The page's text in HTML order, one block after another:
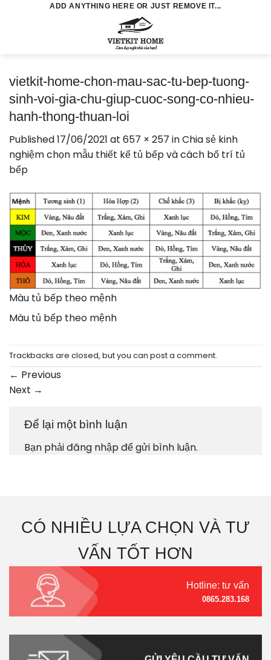
ADD ANYTHING HERE OR JUST REMOVE IT...
vietkit-home-chon-mau-sac-tu-bep-tuong-
sinh-voi-gia-chu-giup-cuoc-song-co-nhieu-
hanh-thong-thuan-loi
Published17/06/2021 at 657 × 257 inChia sẻ kinh
nghiệm chọn mẫu thiết kế tủ bếp và cách bố trí tủ
bếp
Màu tủ bếp theo mệnh
Màu tủ bếp theo mệnh
Trackbacks are closed, but you can post a comment.
← Previous
Next →
Để lại một bình luận
Bạn phảiđăng nhậpđể gửi bình luận.
CÓ NHIỀU LỰA CHỌN VÀ TƯ
VẤN TỐT HƠN
Hotline: tư vấn
0865.283.168